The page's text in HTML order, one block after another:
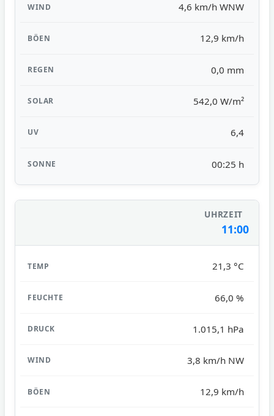
4,6 km/h WNW
12,9 km/h
0,0 mm
542,0 W/m²
6,4
00:25 h
11:00
21,3 °C
66,0 %
1.015,1 hPa
3,8 km/h NW
12,9 km/h